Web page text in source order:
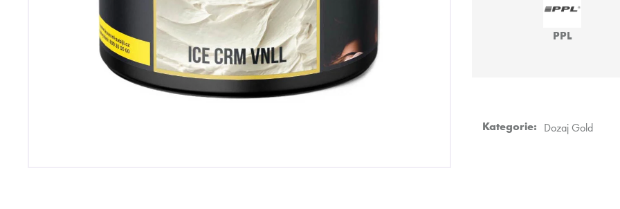
PPL
Kategorie: Dozaj Gold
VODNÍ DÝMKA - VZ FREAK
4 990 Kč
HMS BASIC
499 Kč
JO! - POMEL:LA
219 Kč